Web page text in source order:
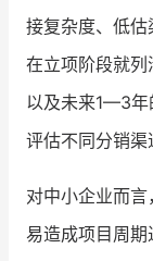
接复杂度、低
在立项阶段就列
以及未来1—3年
评估不同分销渠
对中小企业而言，
易造成项目周